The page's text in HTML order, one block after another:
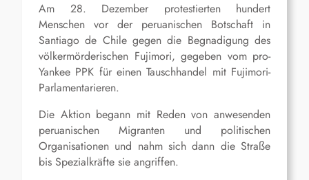
Am 28. Dezember protestierten hundert
Menschen vor der peruanischen Botschaft in
Santiago de Chile gegen die Begnadigung des
völkermörderischen Fujimori, gegeben vom pro-
Yankee PPK für einen Tauschhandel mit Fujimori-
Parlamentarieren.
Die Aktion begann mit Reden von anwesenden
peruanischen Migranten und politischen
Organisationen und nahm sich dann die Straße
bis Spezialkräfte sie angriffen.